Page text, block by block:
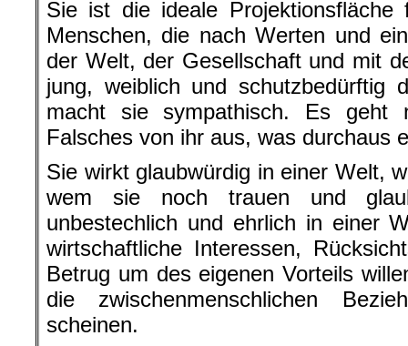
Sie ist die ideale Projektionsfläche
Menschen, die nach Werten und
der Welt, der Gesellschaft und mit
jung, weiblich und schutzbedürftig
macht sie sympathisch. Es geht
Falsches von ihr aus, was durchaus
Sie wirkt glaubwürdig in einer Welt,
wem sie noch trauen und
unbestechlich und ehrlich in einer
wirtschaftliche Interessen,
Betrug um des eigenen Vorteils
die zwischenmenschlichen
scheinen.